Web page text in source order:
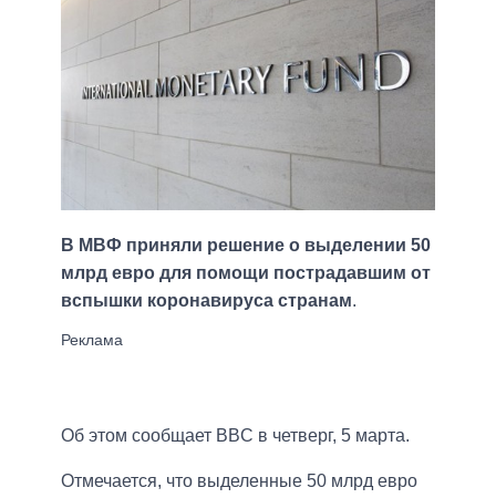
В МВФ приняли решение о выделении 50
млрд евро для помощи пострадавшим от
вспышки коронавируса странам.
Об этом сообщает BBC в четверг, 5 марта.
Отмечается, что выделенные 50 млрд евро